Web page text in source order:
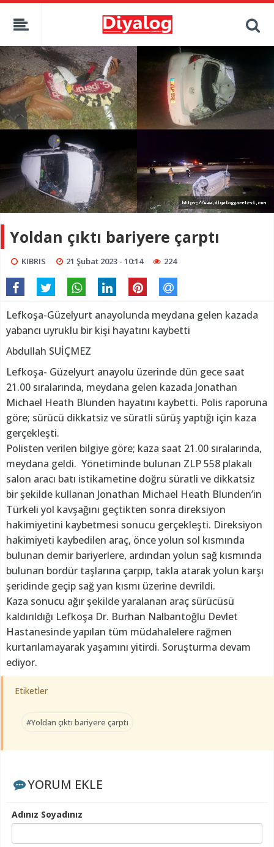
Yoldan çıktı bariyere çarptı
KIBRIS 21 Şubat 2023 - 10:14 224
Lefkoşa-Güzelyurt anayolunda meydana gelen kazada
yabancı uyruklu bir kişi hayatını kaybetti
Abdullah SUİÇMEZ
Lefkoşa- Güzelyurt anayolu üzerinde dün gece saat
21.00 sıralarında, meydana gelen kazada Jonathan
Michael Heath Blunden hayatını kaybetti. Polis raporuna
göre; sürücü dikkatsiz ve süratli sürüş yaptığı için kaza
gerçekleşti.
Polisten verilen bilgiye göre; kaza saat 21.00 sıralarında,
meydana geldi. Yönetiminde bulunan ZLP 558 plakalı
salon aracı batı istikametine doğru süratli ve dikkatsiz
bir şekilde kullanan Jonathan Michael Heath Blunden’in
Türkeli yol kavşağını geçtikten sonra direksiyon
hakimiyetini kaybetmesi sonucu gerçekleşti. Direksiyon
hakimiyeti kaybedilen araç, önce yolun sol kısmında
bulunan demir bariyerlere, ardından yolun sağ kısmında
bulunan bordür taşlarına çarpıp, takla atarak yolun karşı
şeridinde geçip sağ yan kısmı üzerine devrildi.
Kaza sonucu ağır şekilde yaralanan araç sürücüsü
kaldırıldığı Lefkoşa Dr. Burhan Nalbantoğlu Devlet
Hastanesinde yapılan tüm müdahalelere rağmen
kurtarılamayarak yaşamını yitirdi. Soruşturma devam
ediyor.
Etiketler
#Yoldan çıktı bariyere çarptı
YORUM EKLE
Adınız Soyadınız